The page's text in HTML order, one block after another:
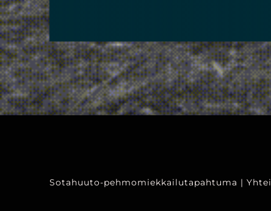
Sotahuuto-pehmomiekkailutapahtuma |